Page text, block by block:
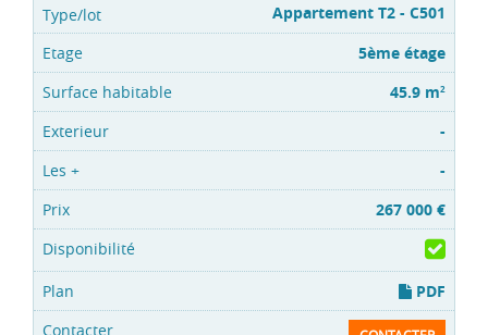
Appartement T2 - C501
5ème étage
45.9 m2
-
-
267 000 €
PDF